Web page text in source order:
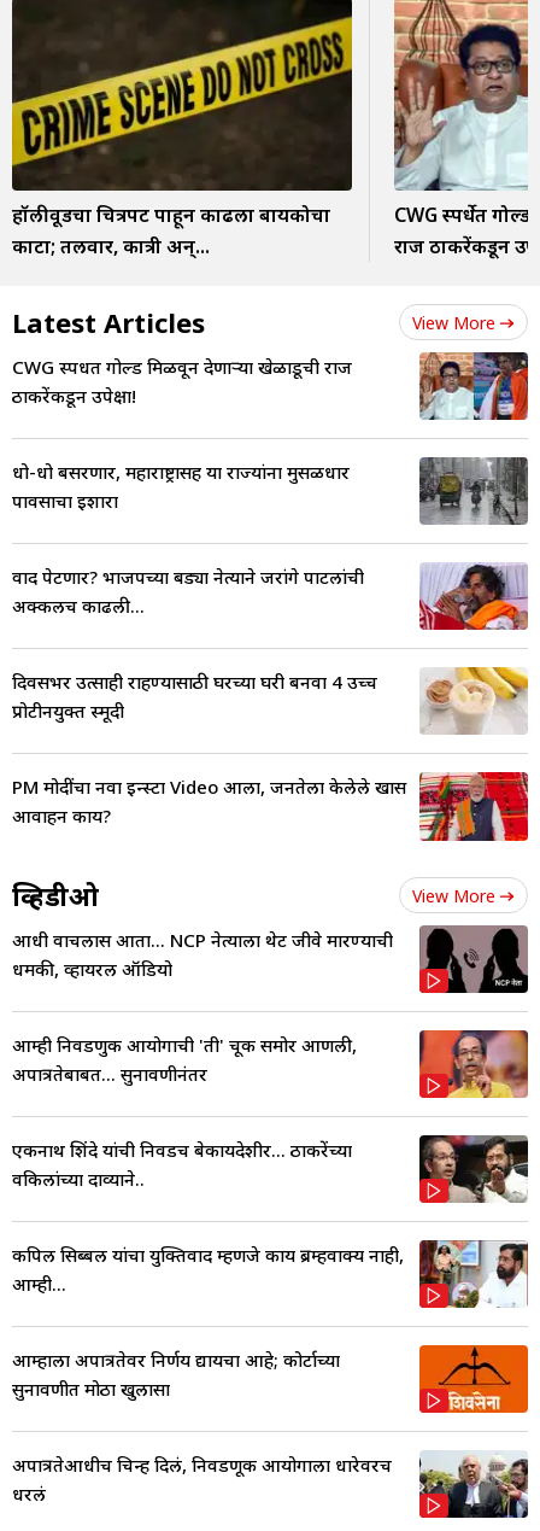
हॉलीवूडचा चित्रपट पाहून काढला बायकोचा
काटा; तलवार, कात्री अन्...
CWG स्पर्धेत
राज ठाकरेंकडून
Latest Articles View More
CWG स्पर्धेत गोल्ड मिळवून देणाऱ्या खेळाडूची राज
ठाकरेंकडून उपेक्षा!
धो-धो बसरणार, महाराष्ट्रासह या राज्यांना मुसळधार
पावसाचा इशारा
वाद पेटणार? भाजपच्या बड्या नेत्याने जरांगे पाटलांची
अक्कलच काढली...
दिवसभर उत्साही राहण्यासाठी घरच्या घरी बनवा 4 उच्च
प्रोटीनयुक्त स्मूदी
PM मोदींचा नवा इन्स्टा Video आला, जनतेला केलेले खास
आवाहन काय?
व्हिडीओ View More
आधी वाचलास आता... NCP नेत्याला थेट जीवे मारण्याची
धमकी, व्हायरल ऑडियो
आम्ही निवडणुक आयोगाची 'ती' चूक समोर आणली,
अपात्रतेबाबत... सुनावणीनंतर
एकनाथ शिंदे यांची निवडच बेकायदेशीर... ठाकरेंच्या
वकिलांच्या दाव्याने..
कपिल सिब्बल यांचा युक्तिवाद म्हणजे काय ब्रम्हवाक्य नाही,
आम्ही...
आम्हाला अपात्रतेवर निर्णय द्यायचा आहे; कोर्टाच्या
सुनावणीत मोठा खुलासा
अपात्रतेआधीच चिन्ह दिलं, निवडणूक आयोगाला धारेवरच
धरलं